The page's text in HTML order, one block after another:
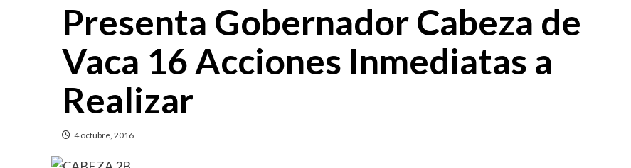
Presenta Gobernador Cabeza de
Vaca 16 Acciones Inmediatas a
Realizar
4 octubre, 2016